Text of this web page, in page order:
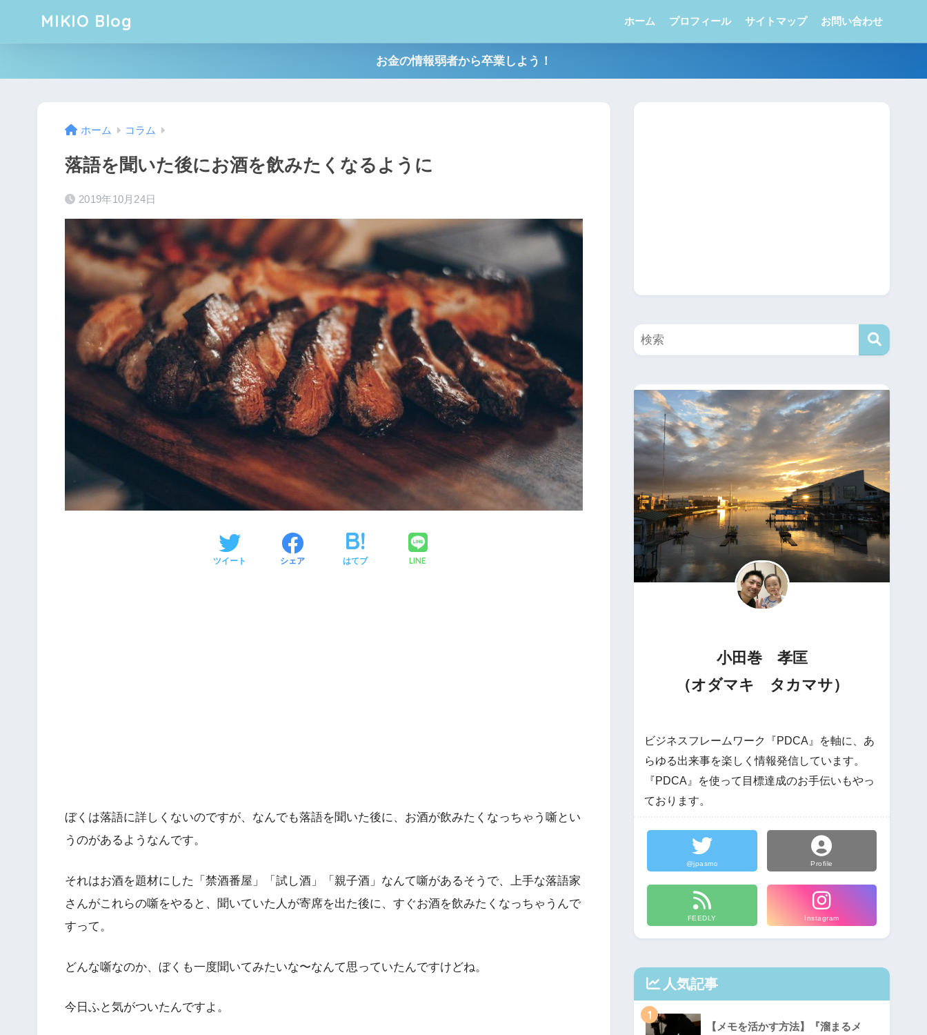
MIKIO Blog ホーム プロフィール サイトマップ お問い合わせ
お金の情報弱者から卒業しよう！
ホーム コラム
落語を聞いた後にお酒を飲みたくなるように
2019年10月24日
ツイート シェア はてブ LINE
ぼくは落語に詳しくないのですが、なんでも落語を聞いた後に、お酒が飲みたくなっちゃう噺とい
うのがあるようなんです。
それはお酒を題材にした「禁酒番屋」「試し酒」「親子酒」なんて噺があるそうで、上手な落語家
さんがこれらの噺をやると、聞いていた人が寄席を出た後に、すぐお酒を飲みたくなっちゃうんで
すって。
どんな噺なのか、ぼくも一度聞いてみたいな〜なんて思っていたんですけどね。
今日ふと気がついたんですよ。
小田巻 孝匡
（オダマキ タカマサ）
ビジネスフレームワーク『PDCA』を軸に、あ
らゆる出来事を楽しく情報発信しています。
『PDCA』を使って目標達成のお手伝いもやっ
ております。
@jpasmo Profile
FEEDLY Instagram
人気記事
1
【メモを活かす方法】『溜まるメ